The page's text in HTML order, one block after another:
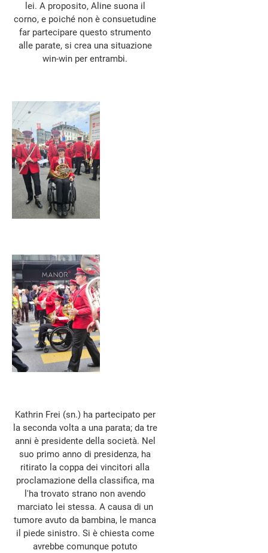
lei. A proposito, Aline suona il
corno, e poiché non è consuetudine
far partecipare questo strumento
alle parate, si crea una situazione
win-win per entrambi.
Kathrin Frei (sn.) ha partecipato per
la seconda volta a una parata; da tre
anni è presidente della società. Nel
suo primo anno di presidenza, ha
ritirato la coppa dei vincitori alla
proclamazione della classifica, ma
l'ha trovato strano non avendo
marciato lei stessa. A causa di un
tumore avuto da bambina, le manca
il piede sinistro. Si è chiesta come
avrebbe comunque potuto